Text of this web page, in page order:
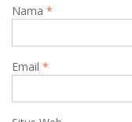
Nama *
Email *